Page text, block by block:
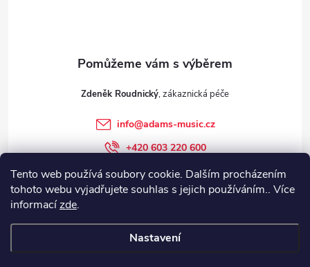
Tento web používá soubory cookie. Dalším procházením
tohoto webu vyjadřujete souhlas s jejich používáním.. Více
informacízde.
Nastavení
Zdeněk Roudnický
info@adams-music.cz
+420 603 220 600
+420 603 220 600
adams-music.cz